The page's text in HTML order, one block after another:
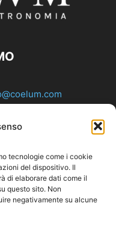
tecnologie come i cookie
del dispositivo. Il
di elaborare dati come il
questo sito. Non
negativamente su alcune